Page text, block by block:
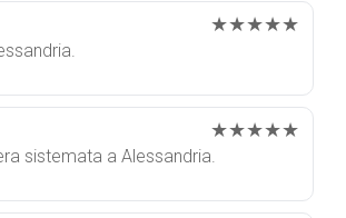
★★★★★
★★★★★
sistemata a Alessandria.